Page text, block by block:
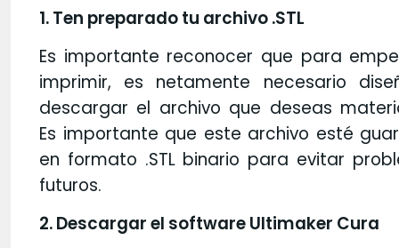
1. Ten preparado tu archivo .STL
Es importante reconocer que para
imprimir, es netamente necesario
descargar el archivo que deseas
Es importante que este archivo esté
en formato .STL binario para evitar
futuros.
2. Descargar el software Ultimaker Cura